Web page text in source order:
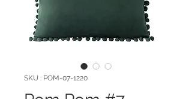
SKU : POM-07-1220